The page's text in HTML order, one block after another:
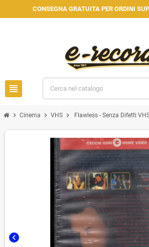
CONSEGNA GRATUITA PER ORDINI
view_headline
chevron_right Cinema chevron_right VHS chevron_right Flawless - Senza Difetti
chevron_left